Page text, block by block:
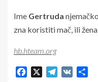
Ime Gertruda
zna koristiti mač, ili
hb.hteam.org
Facebook Telegram
VK